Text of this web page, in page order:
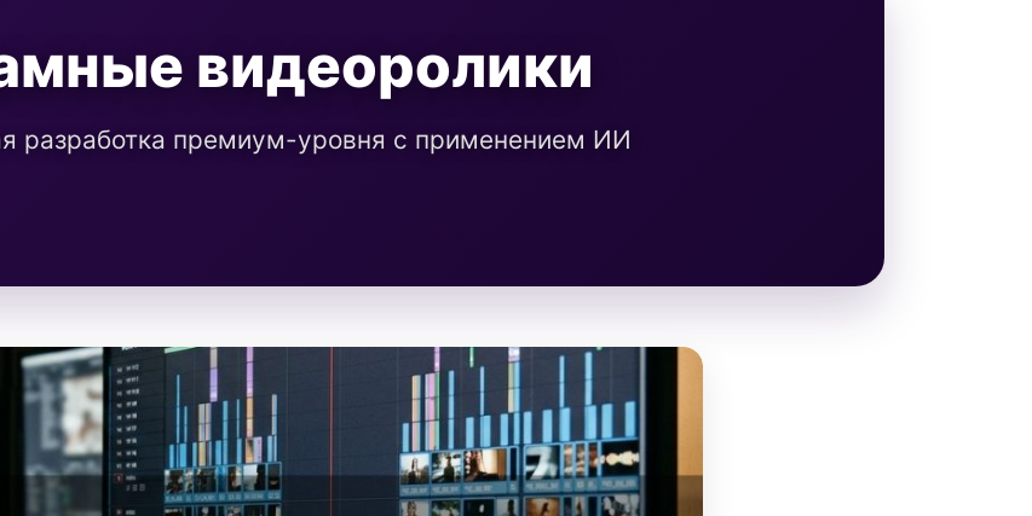
видеоролики
разработка премиум-уровня с применением ИИ